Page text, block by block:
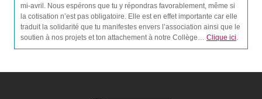
mi-avril. Nous espérons que tu y répondras favorablement, même si
la cotisation n’est pas obligatoire. Elle est en effet importante car elle
traduit la solidarité que tu manifestes envers l’association ainsi que le
soutien à nos projets et ton attachement à notre Collège… Clique ici